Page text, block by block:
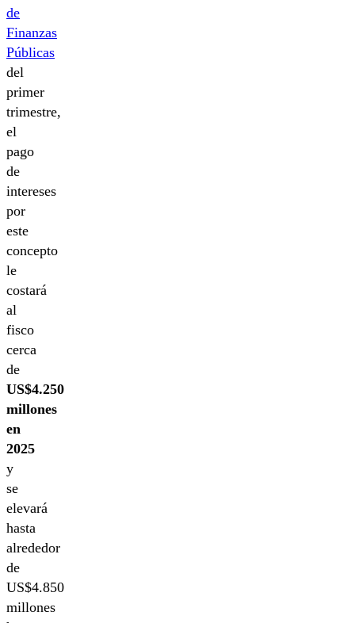
de
Finanzas
Públicas
del
primer
trimestre,
el
pago
de
intereses
por
este
concepto
le
costará
al
fisco
cerca
de
US$4.250
millones
en
2025
y
se
elevará
hasta
alrededor
de
US$4.850
millones